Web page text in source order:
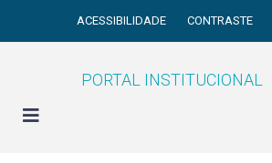
ACESSIBILIDADE CONTRASTE
PORTAL INSTITUCIONAL